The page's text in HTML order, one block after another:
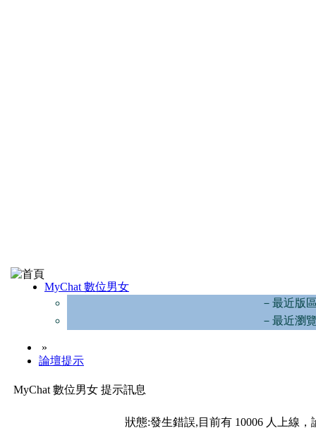
MyChat 數位男女
－最近版
－最近瀏
»
論壇提示
MyChat 數位男女 提示訊息
狀態:發生錯誤,目前有 10006 人上線